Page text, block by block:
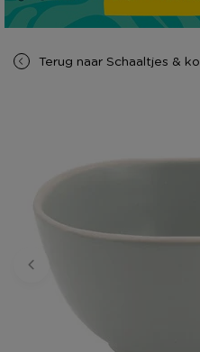
Terug naar Schaaltjes &